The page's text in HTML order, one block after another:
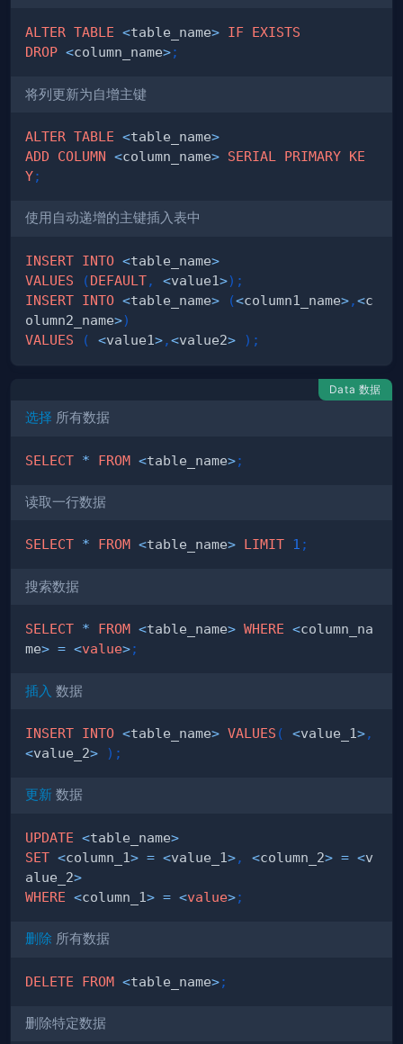
ALTER TABLE <table_name> IF EXISTS
DROP <column_name>;
将列更新为自增主键
ALTER TABLE <table_name>
ADD
COLUMN <column_name> SERIAL PRIMARY KE
Y;
使用自动递增的主键插入表中
INSERT INTO <table_name>
VALUES
(DEFAULT, <value1>) ;
INSERT INTO <table_name> (<column1_name>,<c
olumn2_name>)
VALUES
( <value1>,<value2> ) ;
Data 数据
选择 所有数据
SELECT * FROM <table_name>;
读取一行数据
SELECT * FROM <table_name> LIMIT 1 ;
搜索数据
SELECT * FROM <table_name> WHERE <column_na
me> = <value>;
插入 数据
INSERT INTO <table_name> VALUES ( <value_1>,
<value_2> ) ;
更新 数据
UPDATE <table_name>
SET <column_1> = <value_1>, <column_2> = <v
alue_2>
WHERE <column_1> = <value>;
删除 所有数据
DELETE FROM <table_name>;
删除特定数据